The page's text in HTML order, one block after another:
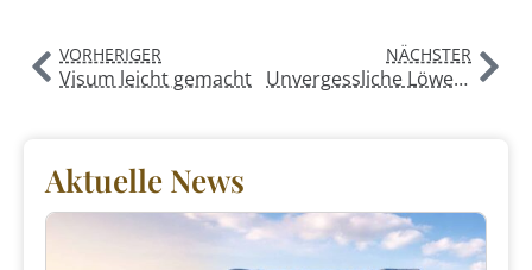
VORHERIGER
Visum leicht gemacht
NÄCHSTER
Unvergessliche Löwen-Safari in Afrika
Aktuelle News